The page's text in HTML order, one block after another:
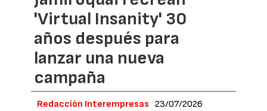
'Virtual Insanity' 30
años después para
lanzar una nueva
campaña
Redacción Interempresas 23/07/2026